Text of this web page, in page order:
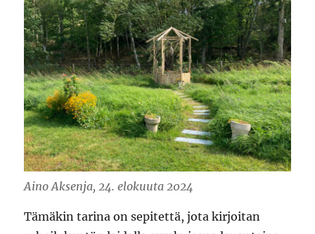
Aino Aksenja, 24. elokuuta 2024
Tämäkin tarina on sepitettä, jota kirjoitan